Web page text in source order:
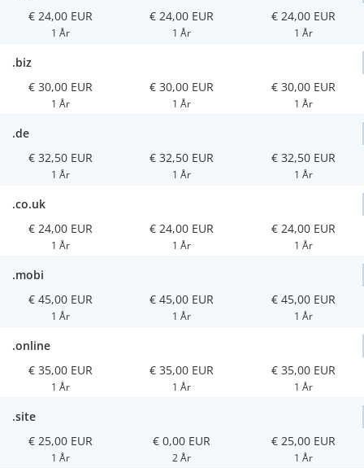
€ 24,00 EUR
1 År
€ 24,00 EUR
1 År
€ 24,00 EUR
1 År
.biz
€ 30,00 EUR
1 År
€ 30,00 EUR
1 År
€ 30,00 EUR
1 År
.de
€ 32,50 EUR
1 År
€ 32,50 EUR
1 År
€ 32,50 EUR
1 År
.co.uk
€ 24,00 EUR
1 År
€ 24,00 EUR
1 År
€ 24,00 EUR
1 År
.mobi
€ 45,00 EUR
1 År
€ 45,00 EUR
1 År
€ 45,00 EUR
1 År
.online
€ 35,00 EUR
1 År
€ 35,00 EUR
1 År
€ 35,00 EUR
1 År
.site
€ 25,00 EUR
1 År
€ 0,00 EUR
2 År
€ 25,00 EUR
1 År